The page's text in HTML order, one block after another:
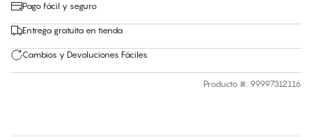
Pago fácil y seguro
Entrega gratuita en tienda
Cambios y Devoluciones Fáciles
Producto #: 99997312116